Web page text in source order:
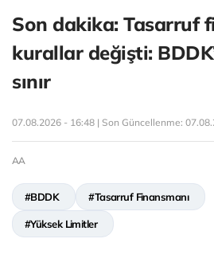
Son dakika: Tasarruf
kurallar değişti:
sınır
07.08.2026 - 16:48 | Son Güncellenme:
AA
#BDDK #Tasarruf Finansmanı
#Yüksek Limitler